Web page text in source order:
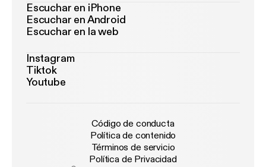
Escuchar en iPhone
Escuchar en Android
Escuchar en la web
Instagram
Tiktok
Youtube
Código de conducta
Política de contenido
Términos de servicio
Política de Privacidad